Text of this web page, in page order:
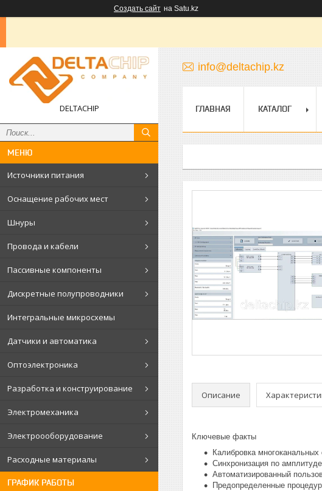
Создать сайт на Satu.kz
DELTACHIP
Источники питания
Оснащение рабочих мест
Шнуры
Провода и кабели
Пассивные компоненты
Дискретные полупроводники
Интегральные микросхемы
Датчики и автоматика
Оптоэлектроника
Разработка и конструирование
Электромеханика
Электроооборудование
Расходные материалы
ГРАФИК РАБОТЫ
info@deltachip.kz
ГЛАВНАЯ КАТАЛОГ
Описание
Ключевые факты
Калибровка
Синхронизация по
Автоматизированный
Предопределенные